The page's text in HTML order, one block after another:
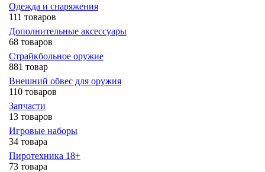
Одежда и снаряжения
111 товаров
Дополнительные аксессуары
68 товаров
Страйкбольное оружие
881 товар
Внешний обвес для оружия
110 товаров
Запчасти
13 товаров
Игровые наборы
34 товара
Пиротехника 18+
73 товара